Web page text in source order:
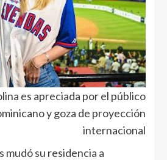
es apreciada por el público
y goza de proyección
internacional
mudó su residencia a